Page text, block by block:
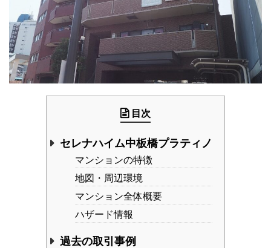
目次
セレナハイム中板橋プラティノ
マンションの特徴
地図・周辺環境
マンション全体概要
ハザード情報
過去の取引事例